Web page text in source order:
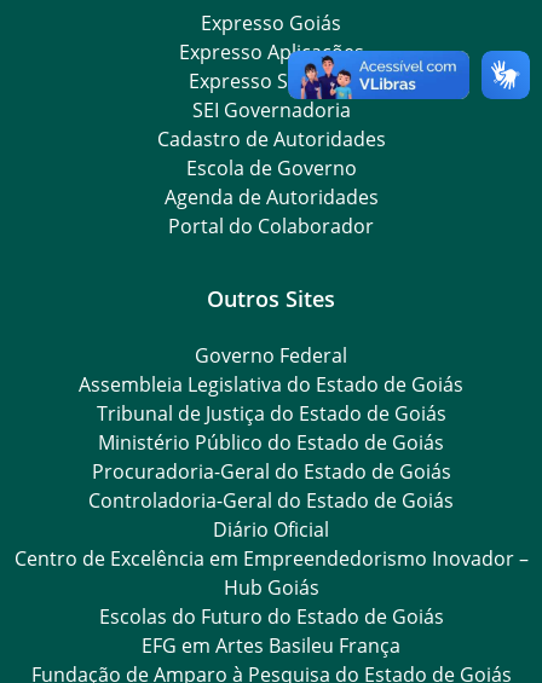
Expresso Goiás
Expresso Aplicações
Expresso Servidor
SEI Governadoria
Cadastro de Autoridades
Escola de Governo
Agenda de Autoridades
Portal do Colaborador
Outros Sites
Governo Federal
Assembleia Legislativa do Estado de Goiás
Tribunal de Justiça do Estado de Goiás
Ministério Público do Estado de Goiás
Procuradoria-Geral do Estado de Goiás
Controladoria-Geral do Estado de Goiás
Diário Oficial
Centro de Excelência em Empreendedorismo Inovador –
Hub Goiás
Escolas do Futuro do Estado de Goiás
EFG em Artes Basileu França
Fundação de Amparo à Pesquisa do Estado de Goiás